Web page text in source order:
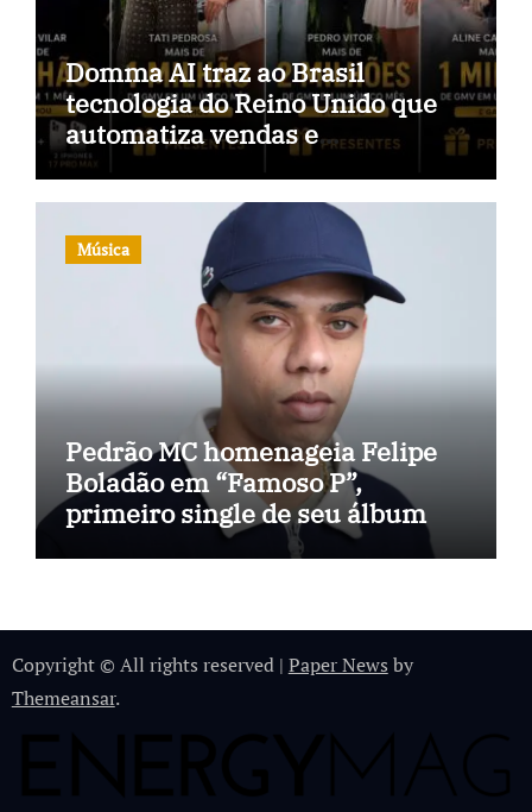
Domma AI traz ao Brasil
tecnologia do Reino Unido que
automatiza vendas e
inteligência no TikTok Shop
Música
Pedrão MC homenageia Felipe
Boladão em “Famoso P”,
primeiro single de seu álbum
Copyright © All rights reserved | Paper News by
Themeansar.